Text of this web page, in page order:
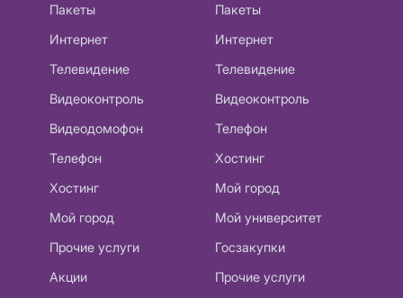
Пакеты
Интернет
Телевидение
Видеоконтроль
Видеодомофон
Телефон
Хостинг
Мой город
Прочие услуги
Акции
Пакеты
Интернет
Телевидение
Видеоконтроль
Телефон
Хостинг
Мой город
Мой университет
Госзакупки
Прочие услуги